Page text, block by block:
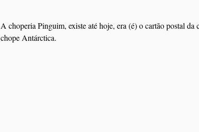
A choperia Pinguim, existe até hoje, era (é) o cartão postal
chope Antárctica.